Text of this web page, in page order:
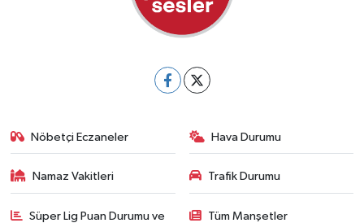
Nöbetçi Eczaneler Hava Durumu
Namaz Vakitleri Trafik Durumu
Süper Lig Puan Durumu ve
Tüm Manşetler